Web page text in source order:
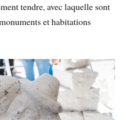
tendre, avec laquelle sont
et habitations